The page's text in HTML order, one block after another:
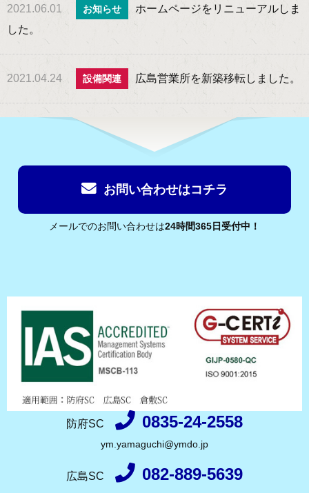
2021.06.01 お知らせ
ホームページをリニューアルしま
した。
2021.04.24 設備関連 広島営業所を新築移転しました。
お問い合わせはコチラ
メールでのお問い合わせは24時間365日受付中！
防府SC 0835-24-2558
ym.yamaguchi@ymdo.jp
広島SC 082-889-5639